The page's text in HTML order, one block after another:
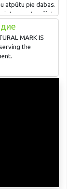
atpūtu pie dabas.
un restaurējot.
MARK IS
the